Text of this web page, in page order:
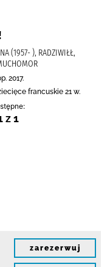
(1957- ), RADZIWIŁŁ,
2017.
francuskie 21 w.
z 1
zarezerwuj